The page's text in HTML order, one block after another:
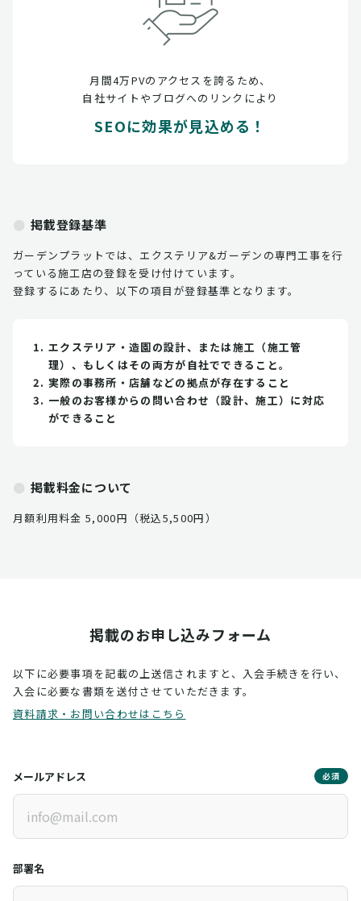
月間4万PVのアクセスを誇るため、
自社サイトやブログへのリンクにより
SEOに効果が見込める！
掲載登録基準
ガーデンプラットでは、エクステリア&ガーデンの専門工事を行
っている施工店の登録を受け付けています。
登録するにあたり、以下の項目が登録基準となります。
エクステリア・造園の設計、または施工（施工管
理）、もしくはその両方が自社でできること。
実際の事務所・店舗などの拠点が存在すること
一般のお客様からの問い合わせ（設計、施工）に対応
ができること
掲載料金について
月額利用料金 5,000円（税込5,500円）
掲載のお申し込みフォーム
以下に必要事項を記載の上送信されますと、入会手続きを行い、
入会に必要な書類を送付させていただきます。
資料請求・お問い合わせはこちら
メールアドレス 必須
部署名